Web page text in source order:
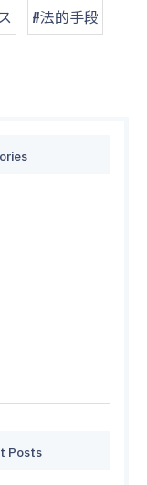
#法的手段
Posts